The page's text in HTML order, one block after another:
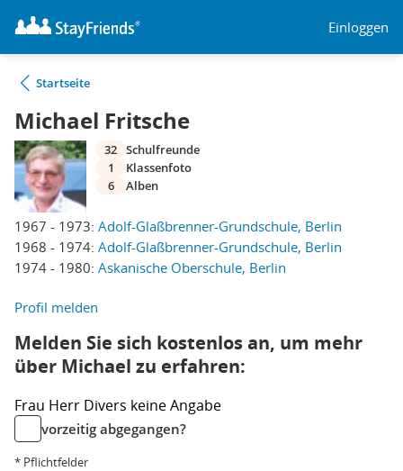
Einloggen
Startseite
Michael Fritsche
1967 - 1973: Adolf-Glaßbrenner-Grundschule, Berlin
1968 - 1974: Adolf-Glaßbrenner-Grundschule, Berlin
1974 - 1980: Askanische Oberschule, Berlin
32 Schulfreunde
1
Klassenfoto
6
Alben
Profil melden
Melden Sie sich kostenlos an, um mehr
über Michael zu erfahren:
Frau Herr Divers keine Angabe
vorzeitig abgegangen?
* Pflichtfelder